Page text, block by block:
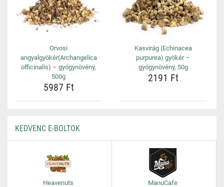
Orvosi
angyalgyökér(Archangelica
officinalis) – gyógynövény,
500g
5987 Ft
Kasvirág (Echinacea
purpurea) gyökér –
gyógynövény, 50g
2191 Ft
KEDVENC E-BOLTOK
Heavenuts ManuCafe